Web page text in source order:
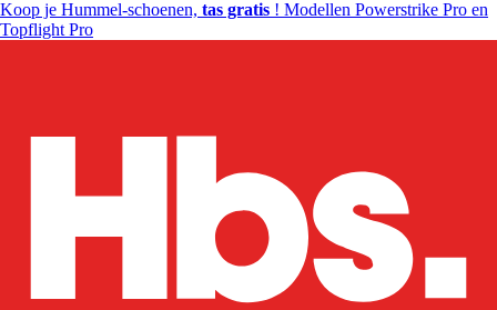
Koop je Hummel-schoenen, tas gratis ! Modellen Powerstrike Pro en
Topflight Pro